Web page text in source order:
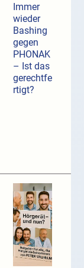
Immer
wieder
Bashing
gegen
PHONAK
– Ist das
gerechtfe
rtigt?